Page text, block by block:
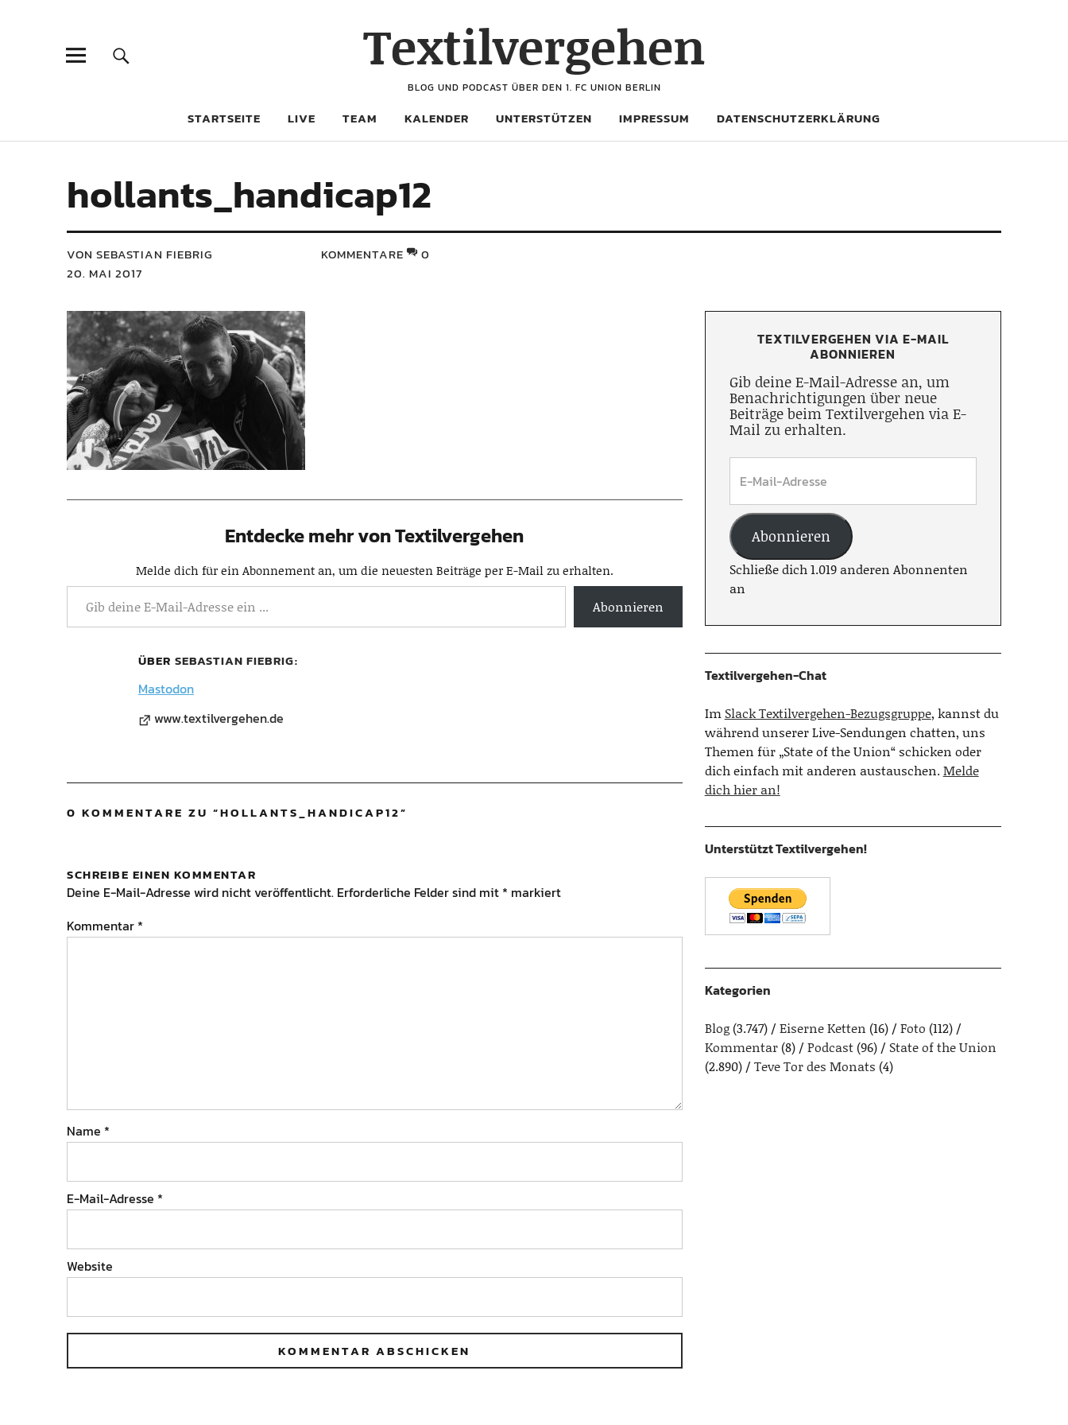
Textilvergehen
BLOG UND PODCAST ÜBER DEN 1. FC UNION BERLIN
STARTSEITE LIVE TEAM KALENDER UNTERSTÜTZEN IMPRESSUM DATENSCHUTZERKLÄRUNG
hollants_handicap12
VON SEBASTIAN FIEBRIG
20. MAI 2017
KOMMENTARE 0
Entdecke mehr von Textilvergehen
Melde dich für ein Abonnement an, um die neuesten Beiträge per E-Mail zu erhalten.
Abonnieren
ÜBER SEBASTIAN FIEBRIG
Mastodon
www.textilvergehen.de
0 KOMMENTARE ZU “HOLLANTS_HANDICAP12”
SCHREIBE EINEN KOMMENTAR
Deine E-Mail-Adresse wird nicht veröffentlicht. Erforderliche Felder sind mit * markiert
Kommentar *
Name *
E-Mail-Adresse *
Website
TEXTILVERGEHEN VIA E-MAIL
ABONNIEREN
Gib deine E-Mail-Adresse an, um
Benachrichtigungen über neue
Beiträge beim Textilvergehen via E-
Mail zu erhalten.
Abonnieren
Schließe dich 1.019 anderen Abonnenten
an
Textilvergehen-Chat
Im Slack Textilvergehen-Bezugsgruppe, kannst du
während unserer Live-Sendungen chatten, uns
Themen für „State of the Union“ schicken oder
dich einfach mit anderen austauschen.Melde
dich hier an!
Unterstützt Textilvergehen!
Kategorien
Blog(3.747) Eiserne Ketten (16) Foto (112)
Kommentar(8) Podcast(96)
State of the Union
(2.890)
Teve Tor des Monats (4)